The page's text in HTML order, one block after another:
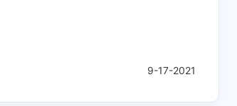
9-17-2021